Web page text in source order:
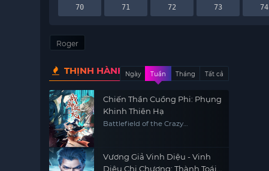
70 71 72 73 74
Roger
THỊNH HÀNH Ngày Tuần Tháng Tất cả
Chiến Thần Cuồng Phi: Phụng
Khinh Thiên Hạ
Battlefield of the Crazy
Vương Giả Vinh Diệu - Vinh
Diệu Chi Chương: Thành Toái